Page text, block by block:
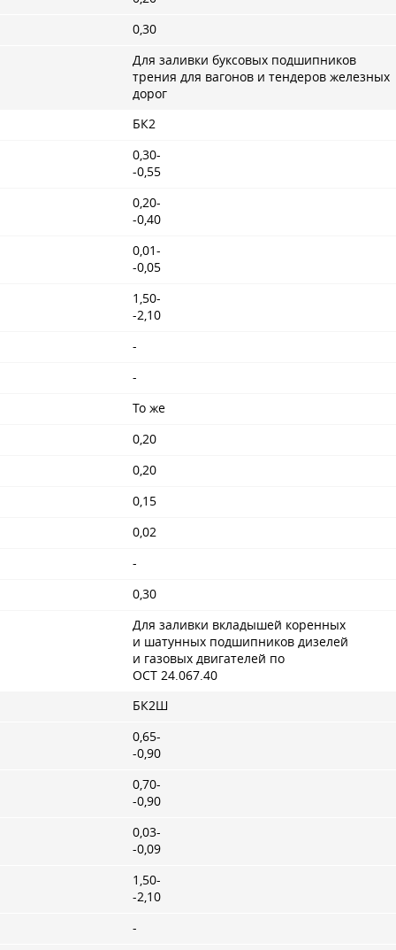
0,30
Для заливки буксовых подшипников
трения для вагонов и тендеров железных
дорог
БК2
0,30-
-0,55
0,20-
-0,40
0,01-
-0,05
1,50-
-2,10
-
-
To же
0,20
0,20
0,15
0,02
-
0,30
Для заливки вкладышей коренных
и шатунных подшипников дизелей
и газовых двигателей по
ОСТ 24.067.40
БК2Ш
0,65-
-0,90
0,70-
-0,90
0,03-
-0,09
1,50-
-2,10
-